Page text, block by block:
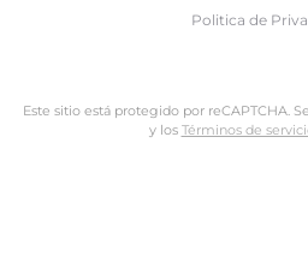
Politica de
Este sitio está protegido por reCAPTCHA.
y los Términos de